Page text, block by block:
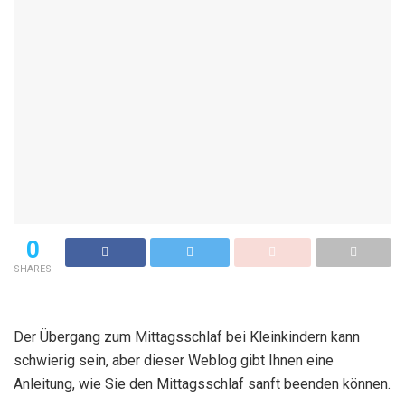
0
SHARES
Der Übergang zum Mittagsschlaf bei Kleinkindern kann
schwierig sein, aber dieser Weblog gibt Ihnen eine
Anleitung, wie Sie den Mittagsschlaf sanft beenden können.